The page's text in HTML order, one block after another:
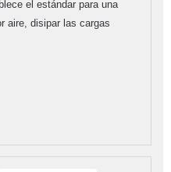
el estándar para una
aire, disipar las cargas